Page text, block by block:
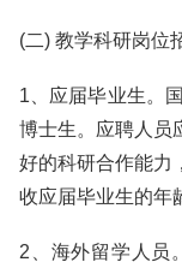
(二) 教学科研岗位
1、应届毕业生。
博士生。应聘人员
好的科研合作能力
收应届毕业生的年
2、海外留学人员